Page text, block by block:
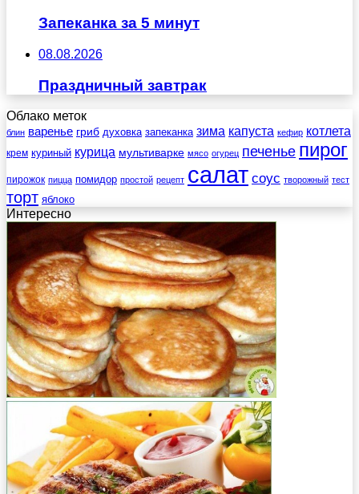
Запеканка за 5 минут
08.08.2026
Праздничный завтрак
Облако меток
блин варенье гриб духовка запеканка зима капуста кефир котлета
крем куриный курица мультиварке мясо огурец печенье пирог
пирожок пицца помидор простой рецепт салат соус творожный тест
торт яблоко
Интересно